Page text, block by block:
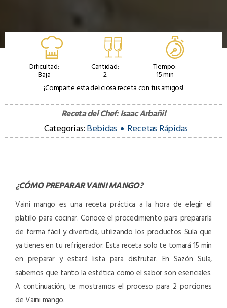
Dificultad:
Baja
Cantidad:
2
Tiempo:
15 min
¡Comparte esta deliciosa receta con tus amigos!
Receta del Chef:Isaac Arbañil
Categorias:Bebidas Recetas Rápidas
¿CÓMO PREPARARVAINI MANGO?
Vaini mango es una receta práctica a la hora de elegir el
platillo para cocinar. Conoce el procedimiento para prepararla
de forma fácil y divertida, utilizando los productos Sula que
ya tienes en tu refrigerador. Esta receta solo te tomará 15 min
en preparar y estará lista para disfrutar. En Sazón Sula,
sabemos que tanto la estética como el sabor son esenciales.
A continuación, te mostramos el proceso para 2 porciones
de Vaini mango.